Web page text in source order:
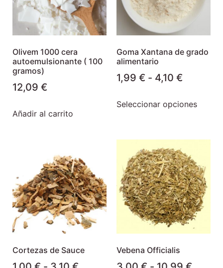
Olivem 1000 cera
autoemulsionante ( 100
gramos)
12,09 €
Añadir al carrito
Goma Xantana de grado
alimentario
1,99 € - 4,10 €
Seleccionar opciones
Cortezas de Sauce Vebena Officialis